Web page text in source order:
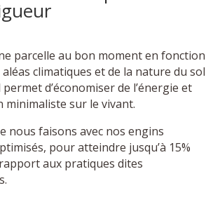
parcelle au bon moment en fonction
aléas climatiques et de la nature du sol
d’économiser de l’énergie et
sur le vivant.
nous faisons avec nos engins
pour atteindre jusqu’à 15%
aux pratiques dites